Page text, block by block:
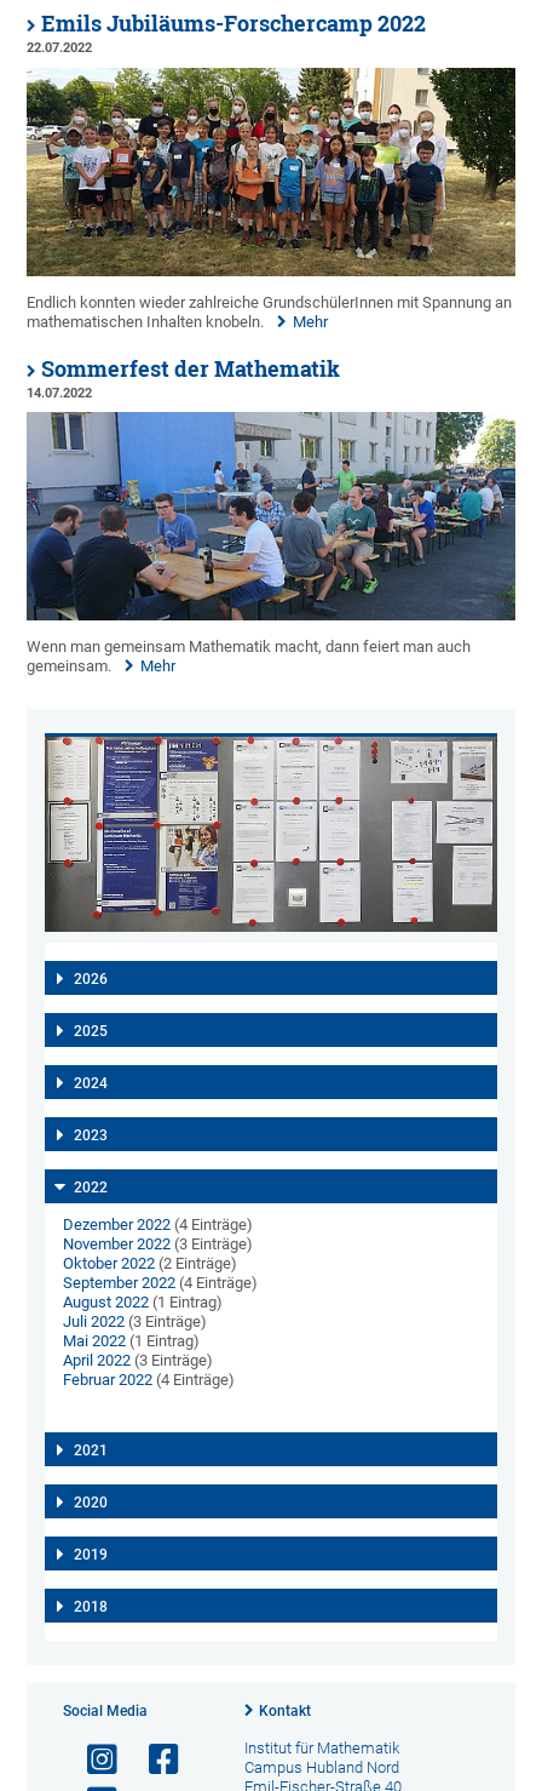
Emils Jubiläums-Forschercamp 2022
22.07.2022
Endlich konnten wieder zahlreiche GrundschülerInnen mit Spannung an
mathematischen Inhalten knobeln.
Mehr
Sommerfest der Mathematik
14.07.2022
Wenn man gemeinsam Mathematik macht, dann feiert man auch
gemeinsam.
Mehr
2026
2025
2024
2023
2022
Dezember 2022 (4 Einträge)
November 2022 (3 Einträge)
Oktober 2022 (2 Einträge)
September 2022 (4 Einträge)
August 2022 (1 Eintrag)
Juli 2022 (3 Einträge)
Mai 2022 (1 Eintrag)
April 2022 (3 Einträge)
Februar 2022 (4 Einträge)
2021
2020
2019
2018
Social Media Kontakt
Institut für Mathematik
Campus Hubland Nord
Emil-Fischer-Straße 40